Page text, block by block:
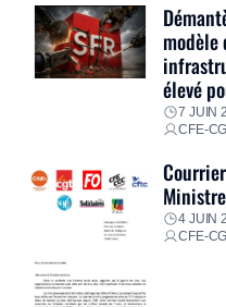
modèle
élevé
7 JUIN
CFE-
4 JUIN
CFE-